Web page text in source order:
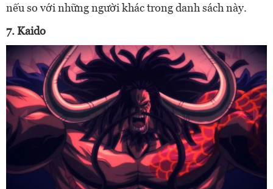
nếu so với những người khác trong danh sách này.
7. Kaido